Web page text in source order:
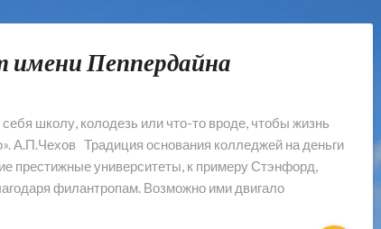
имени Пеппердайна
школу, колодезь или что-то вроде, чтобы жизнь
А.П.Чехов Традиция основания колледжей на деньги
престижные университеты, к примеру Стэнфорд,
филантропам. Возможно ими двигало